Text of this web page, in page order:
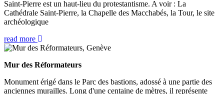
Saint-Pierre est un haut-lieu du protestantisme. A voir : La
Cathédrale Saint-Pierre, la Chapelle des Macchabés, la Tour, le site
archéologique
read more
Mur des Réformateurs
Monument érigé dans le Parc des bastions, adossé à une partie des
anciennes murailles. Long d'une centaine de mètres, il représente